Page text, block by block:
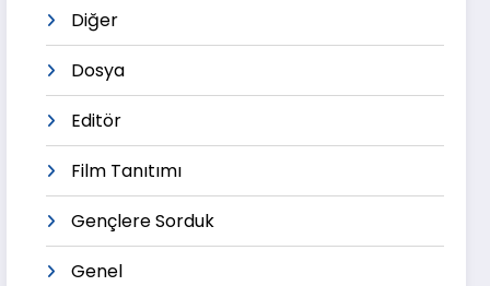
Diğer
Dosya
Editör
Film Tanıtımı
Gençlere Sorduk
Genel